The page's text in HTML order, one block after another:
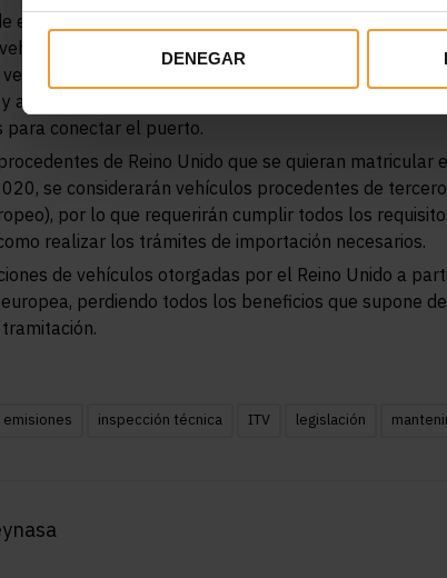
DENEGAR
emisión de gases, para reducir las posibilidades de
ya que realizar la lectura del diagnóstico a
por parte del inspector. Esta limitación no
autobuses. De acuerdo a la normativa, el inspector
para conectar el puerto.
de Reino Unido que se quieran matricular
se considerarán vehículos procedentes de
por lo que requerirán cumplir todos los
realizar los trámites de importación necesarios.
de vehículos otorgadas por el Reino Unido a
perdiendo todos los beneficios que supone
emisiones inspección técnica ITV legislación